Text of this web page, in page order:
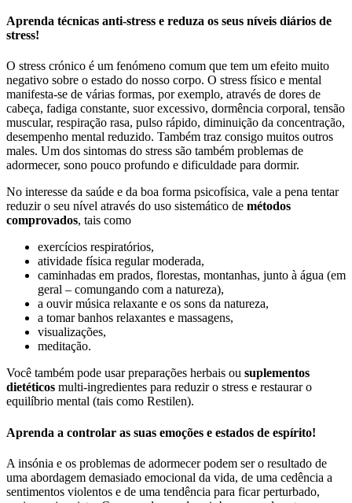
Aprenda técnicas anti-stress e reduza os seus níveis diários de
stress!
O stress crónico é um fenómeno comum que tem um efeito muito
negativo sobre o estado do nosso corpo. O stress físico e mental
manifesta-se de várias formas, por exemplo, através de dores de
cabeça, fadiga constante, suor excessivo, dormência corporal, tensão
muscular, respiração rasa, pulso rápido, diminuição da concentração,
desempenho mental reduzido. Também traz consigo muitos outros
males. Um dos sintomas do stress são também problemas de
adormecer, sono pouco profundo e dificuldade para dormir.
No interesse da saúde e da boa forma psicofísica, vale a pena tentar
reduzir o seu nível através do uso sistemático de métodos
comprovados, tais como
exercícios respiratórios,
atividade física regular moderada,
caminhadas em prados, florestas, montanhas, junto à água (em
geral – comungando com a natureza),
a ouvir música relaxante e os sons da natureza,
a tomar banhos relaxantes e massagens,
visualizações,
meditação.
Você também pode usar preparações herbais ou suplementos
dietéticos multi-ingredientes para reduzir o stress e restaurar o
equilíbrio mental (tais como Restilen).
Aprenda a controlar as suas emoções e estados de espírito!
A insónia e os problemas de adormecer podem ser o resultado de
uma abordagem demasiado emocional da vida, de uma cedência a
sentimentos violentos e de uma tendência para ficar perturbado,